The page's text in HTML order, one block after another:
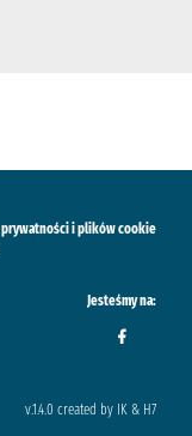
prywatności i plików cookie
Jesteśmy na:
v.1.4.0 created by IK & H7